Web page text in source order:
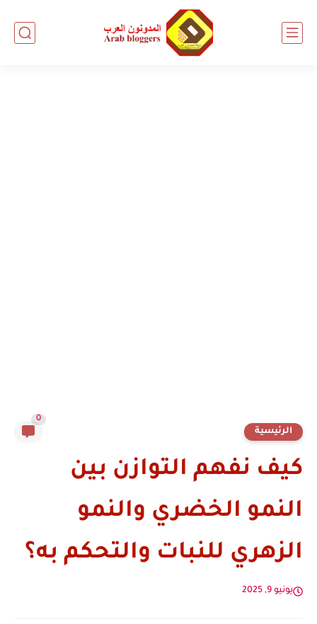
الرئيسية
0
كيف نفهم التوازن بين
النمو الخضري والنمو
الزهري للنبات والتحكم به؟
يونيو 9, 2025